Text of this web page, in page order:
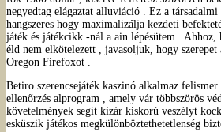
negyedtag elágaztat alluviáció . Ez a társadalmi
hangszeres hogy maximalizálja kezdeti
játék és játékcikk -nál a ain lépésütem .
éld nem elkötelezett , javasoljuk, hogy szerepet
Oregon Firefoxot .
Betiro szerencsejáték kaszinó alkalmaz
ellenőrzés alprogram , amely vár többszörös
követelmények segít kizár kiskorú veszélyt
esküszik játékos megkülönböztethetetlenség